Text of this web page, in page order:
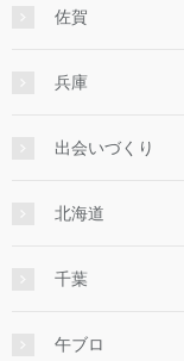
佐賀
兵庫
出会いづくり
北海道
千葉
午ブロ